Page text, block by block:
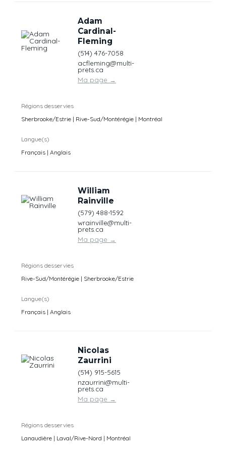
Adam
Cardinal-
Fleming
(514) 476-7058
acfleming@multi-
prets.ca
Ma page →
Régions desservies
Sherbrooke/Estrie | Rive-Sud/Montérégie | Montréal
Langue(s)
Français | Anglais
William
Rainville
(579) 488-1592
wrainville@multi-
prets.ca
Ma page →
Régions desservies
Rive-Sud/Montérégie | Sherbrooke/Estrie
Langue(s)
Français | Anglais
Nicolas
Zaurrini
(514) 915-5615
nzaurrini@multi-
prets.ca
Ma page →
Régions desservies
Lanaudière | Laval/Rive-Nord | Montréal